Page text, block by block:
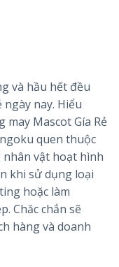
và hầu hết đều
nay. Hiểu
Mascot Gía Rẻ
quen thuộc
vật hoạt hình
khi sử dụng loại
hoặc làm
Chăc chắn sẽ
hàng và doanh